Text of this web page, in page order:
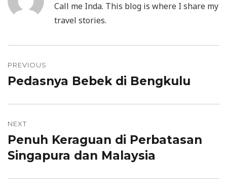
Call me Inda. This blog is where I share my
travel stories.
Post
navigation
PREVIOUS
Previous
Pedasnya Bebek di Bengkulu
NEXT
Next
post:
Penuh Keraguan di Perbatasan
Singapura dan Malaysia